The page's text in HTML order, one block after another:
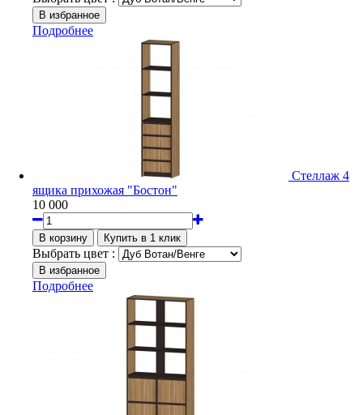
Подробнее
Стеллаж 4
ящика прихожая "Бостон"
10 000
Выбрать цвет :
Подробнее